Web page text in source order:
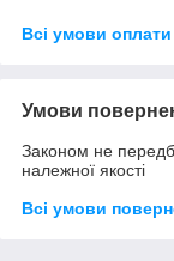
Всі умови оплати
Умови
Законом не
належної якості
Всі умови